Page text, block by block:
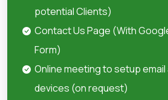
potential Clients)
Contact Us Page (With
Form)
Online meeting to setup
devices (on request)